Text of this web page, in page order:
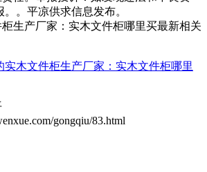
。平凉供求信息发布。
生产厂家：实木文件柜哪里买最新相关
实木文件柜生产厂家：实木文件柜哪里
gongqiu/83.html